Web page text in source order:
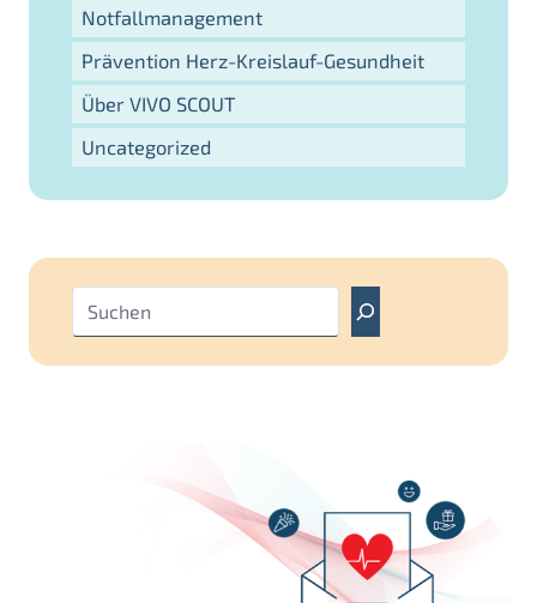
Notfallmanagement
Prävention Herz-Kreislauf-Gesundheit
Über VIVO SCOUT
Uncategorized